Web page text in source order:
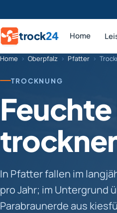
trock24 Home
Home › Oberpfalz › Pfatter ›
TROCKNUNG
In Pfatter fallen im
pro Jahr; im Untergrund
Parabraunerde aus